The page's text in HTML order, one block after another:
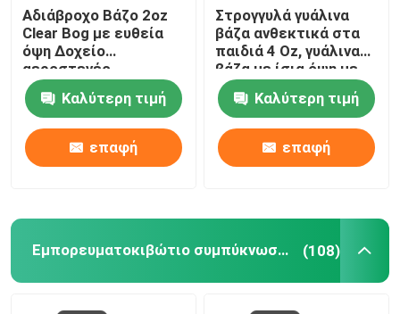
Άσπρο βάζο γυαλιού μεταλλινών
Προ σωλήνες ρόλων γυαλιού
dropper γυαλιού μπουκάλια
Παιδικό Δοχείο
Αδιάβροχο Βάζο 2oz
Clear Bog με ευθεία
όψη Δοχείο
αεροστεγές
Καλύτερη τιμή
επαφή
Στρογγυλά γυάλινα
βάζα ανθεκτικά στα
παιδιά 4 Oz, γυάλινα
βάζα με ίσια όψη με
καπάκι
Καλύτερη τιμή
επαφή
Εμπορευματοκιβώτιο συμπύκνωσης γυαλιού (108)